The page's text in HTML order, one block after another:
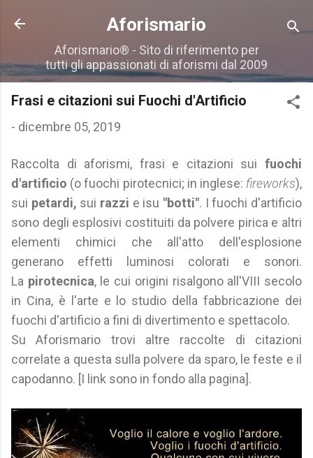
Passa ai contenuti principali
Aforismario
Aforismario® - Sito di riferimento per
tutti gli appassionati di aforismi dal 2009
Frasi e citazioni sui Fuochi d'Artificio
- dicembre 05, 2019
Raccolta di aforismi, frasi e citazioni sui fuochi
d'artificio (o fuochi pirotecnici; in inglese: fireworks),
sui petardi, sui razzi e isu "botti". I fuochi d'artificio
sono degli esplosivi costituiti da polvere pirica e altri
elementi chimici che all'atto dell'esplosione
generano effetti luminosi colorati e sonori.
La pirotecnica, le cui origini risalgono all'VIII secolo
in Cina, è l'arte e lo studio della fabbricazione dei
fuochi d'artificio a fini di divertimento e spettacolo.
Su Aforismario trovi altre raccolte di citazioni
correlate a questa sulla polvere da sparo, le feste e il
capodanno. [I link sono in fondo alla pagina].